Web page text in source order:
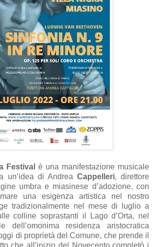
Festival è una manifestazione musicale
un’idea di Andrea Cappelleri, direttore
umbra e miasinese d’adozione, con
una esigenza artistica nel nostro
tradizionalmente nel mese di luglio a
colline soprastanti il Lago d’Orta, nel
dell’omonima residenza aristocratica
di proprietà del Comune, che prende il
che all’inizio del Novecento completò i